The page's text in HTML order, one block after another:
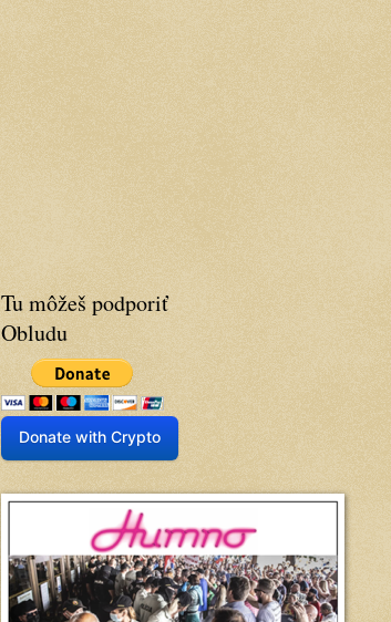
Tu môžeš podporiť
Obludu
Donate with Crypto